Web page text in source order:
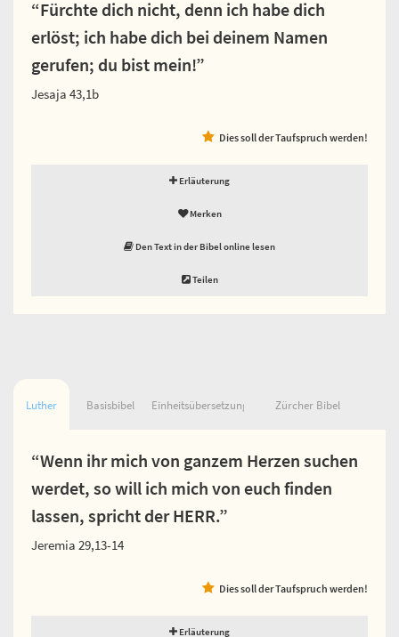
“Fürchte dich nicht, denn ich habe dich
erlöst; ich habe dich bei deinem Namen
gerufen; du bist mein!”
Jesaja 43,1b
Dies soll der Taufspruch werden!
Erläuterung
Merken
Den Text in der Bibel online lesen
Teilen
Luther Basisbibel Einheitsübersetzung Zürcher Bibel
“Wenn ihr mich von ganzem Herzen suchen
werdet, so will ich mich von euch finden
lassen, spricht der HERR.”
Jeremia 29,13-14
Dies soll der Taufspruch werden!
Erläuterung